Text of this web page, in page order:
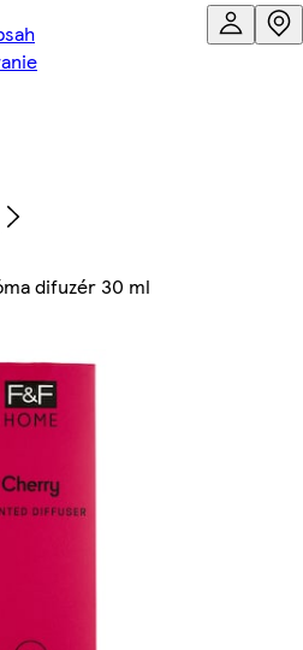
difuzér 30 ml